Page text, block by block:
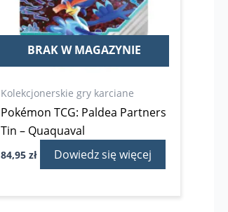
BRAK W MAGAZYNIE
Kolekcjonerskie gry karciane
Pokémon TCG: Paldea Partners
Tin – Quaquaval
84,95zł Dowiedz się więcej